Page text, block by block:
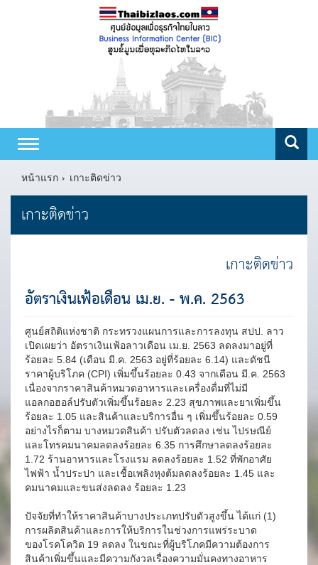
Toggle
navigation
หน้าแรก
เกาะติดข่าว
เกาะติดข่าว
เกาะติดข่าว
อัตราเงินเฟ้อเดือน เม.ย. - พ.ค. 2563
ศูนย์สถิติแห่งชาติ กระทรวงแผนการและการลงทุน สปป. ลาว
เปิดเผยว่า อัตราเงินเฟ้อลาวเดือน เม.ย. 2563 ลดลงมาอยู่ที่
ร้อยละ 5.84 (เดือน มี.ค. 2563 อยู่ที่ร้อยละ 6.14) และดัชนี
ราคาผู้บริโภค (CPI) เพิ่มขึ้นร้อยละ 0.43 จากเดือน มี.ค. 2563
เนื่องจากราคาสินค้าหมวดอาหารและเครื่องดื่มที่ไม่มี
แอลกอฮอล์ปรับตัวเพิ่มขึ้นร้อยละ 2.23 สุขภาพและยาเพิ่มขึ้น
ร้อยละ 1.05 และสินค้าและบริการอื่น ๆ เพิ่มขึ้นร้อยละ 0.59
อย่างไรก็ตาม บางหมวดสินค้า ปรับตัวลดลง เช่น ไปรษณีย์
และโทรคมนาคมลดลงร้อยละ 6.35 การศึกษาลดลงร้อยละ
1.72 ร้านอาหารและโรงแรม ลดลงร้อยละ 1.52 ที่พักอาศัย
ไฟฟ้า น้ำประปา และเชื้อเพลิงหุงต้มลดลงร้อยละ 1.45 และ
คมนาคมและขนส่งลดลง ร้อยละ 1.23
ปัจจัยที่ทำให้ราคาสินค้าบางประเภทปรับตัวสูงขึ้น ได้แก่ (1)
การผลิตสินค้าและการให้บริการในช่วงการแพร่ระบาด
ของโรคโควิด 19 ลดลง ในขณะที่ผู้บริโภคมีความต้องการ
สินค้าเพิ่มขึ้นและมีความกังวลเรื่องความมั่นคงทางอาหาร